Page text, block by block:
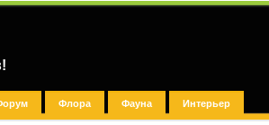
Флора Фауна Интерьер